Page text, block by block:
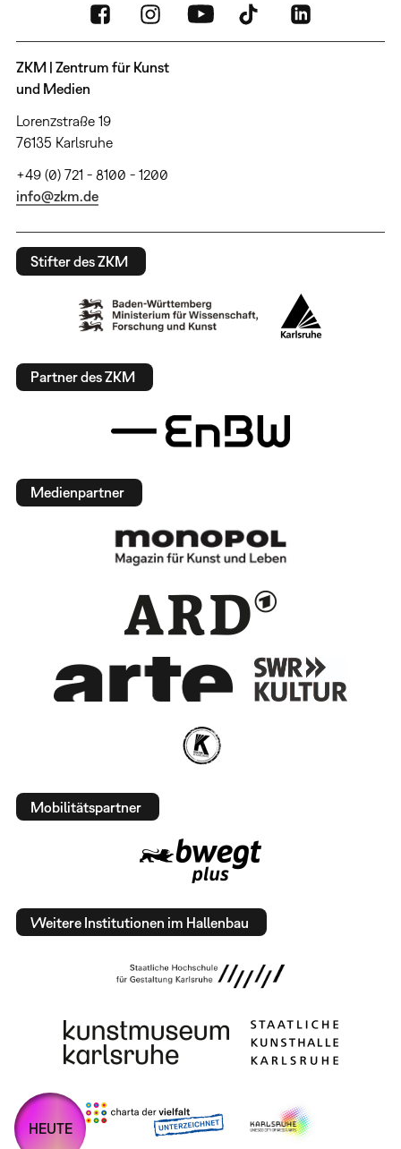
ZKM | Zentrum für Kunst
und Medien
Lorenzstraße 19
76135 Karlsruhe
+49 (0) 721 - 8100 - 1200
info@zkm.de
Stifter des ZKM
Partner des ZKM
Medienpartner
Mobilitätspartner
Weitere Institutionen im Hallenbau
HEUTE